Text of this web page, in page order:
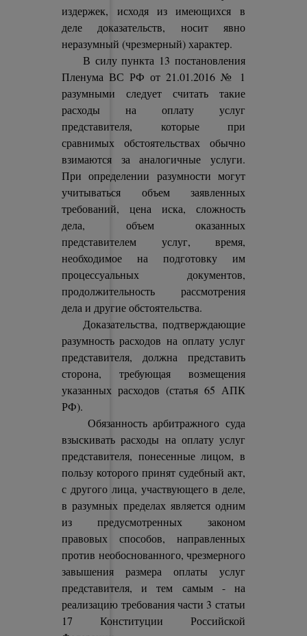
издержек, исходя из имеющихся в
деле доказательств, носит явно
неразумный (чрезмерный) характер.
В силу пункта 13 постановления
Пленума ВС РФ от 21.01.2016 № 1
разумными следует считать такие
расходы на оплату услуг
представителя, которые при
сравнимых обстоятельствах обычно
взимаются за аналогичные услуги.
При определении разумности могут
учитываться объем заявленных
требований, цена иска, сложность
дела, объем оказанных
представителем услуг, время,
необходимое на подготовку им
процессуальных документов,
продолжительность рассмотрения
дела и другие обстоятельства.
Доказательства, подтверждающие
разумность расходов на оплату услуг
представителя, должна представить
сторона, требующая возмещения
указанных расходов (статья 65 АПК
РФ).
Обязанность арбитражного суда
взыскивать расходы на оплату услуг
представителя, понесенные лицом, в
пользу которого принят судебный акт,
с другого лица, участвующего в деле,
в разумных пределах является одним
из предусмотренных законом
правовых способов, направленных
против необоснованного, чрезмерного
завышения размера оплаты услуг
представителя, и тем самым - на
реализацию требования части 3 статьи
17 Конституции Российской